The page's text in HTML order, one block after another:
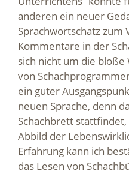
anderen ein neuer
Sprachwortschatz zum
Kommentare in der
sich nicht um die bloße
von
ein guter
neuen Sprache, denn
Schachbrett
Abbild der
Erfahrung kann ich
das Lesen von